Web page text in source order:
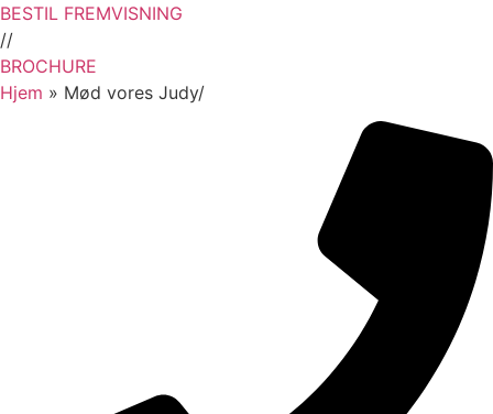
Skip
to
content
BESTIL FREMVISNING
//
BROCHURE
Hjem » Mød vores Judy/